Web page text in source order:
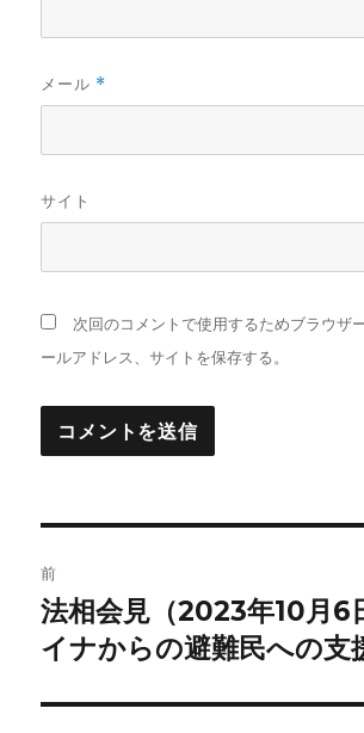
メール *
サイト
次回のコメントで使用するためブラウザ
ールアドレス、サイトを保存する。
稿
ナ
ビ
前
前
の
稿:
法相会見（2023年10月6
イナからの避難民への支